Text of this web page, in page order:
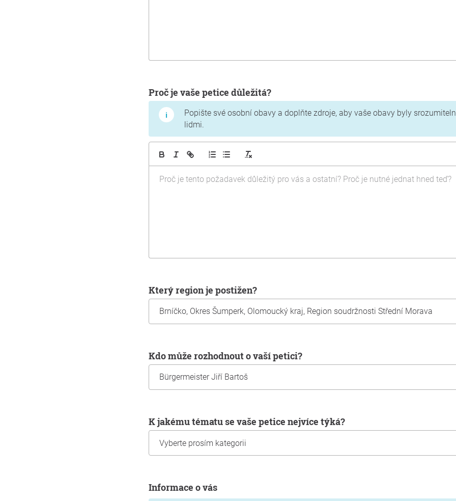
Proč je vaše petice důležitá?
Popište své osobní obavy a doplňte zdroje, aby vaše obavy byly
lidmi.
Který region je postižen?
Kdo může rozhodnout o vaší petici?
K jakému tématu se vaše petice nejvíce týká?
Informace o vás